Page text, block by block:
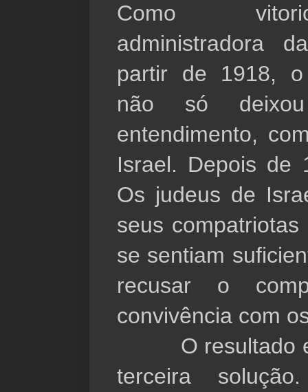
Como
administradora
partir de 1918, o
não só
entendimento,
Israel. Depois
Os judeus de
seus
se sentiam
recusar o
convivência com
O resultado
terceira